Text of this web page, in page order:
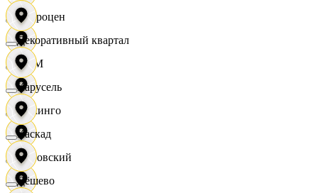
Доброцен
ДОМ
Доминго
Кировский
Декоративный квартал
Карусель
Каскад
Дёшево